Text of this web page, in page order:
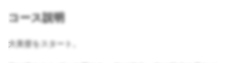
コース説明
大美督をスタート。